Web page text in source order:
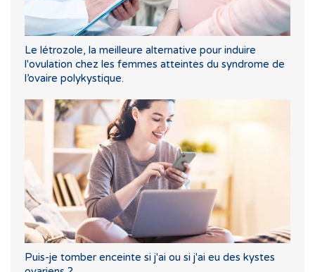
Le létrozole, la meilleure alternative pour induire
l'ovulation chez les femmes atteintes du syndrome de
l’ovaire polykystique.
Puis-je tomber enceinte si j'ai ou si j'ai eu des kystes